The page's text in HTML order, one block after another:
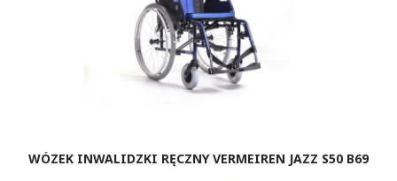
WÓZEK INWALIDZKI RĘCZNY VERMEIREN JAZZ S50 B69